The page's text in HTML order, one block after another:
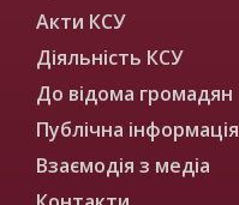
Акти КСУ
Діяльність КСУ
До відома громадян
Публічна інформація
Взаємодія з медіа